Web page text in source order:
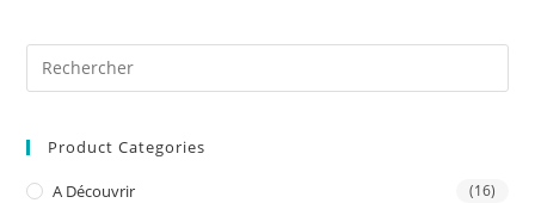
Product Categories
A Découvrir (16)